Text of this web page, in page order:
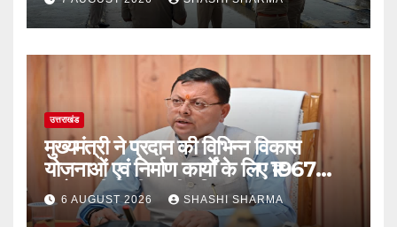
उत्तराखंड
मुख्यमंत्री ने प्रदान की विभिन्न विकास
योजनाओं एवं निर्माण कार्यों के लिए ₹1967
करोड़ की वित्तीय स्वीकृति
6 AUGUST 2026 SHASHI SHARMA